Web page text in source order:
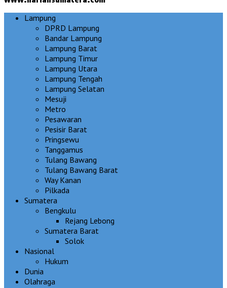
Lampung
DPRD Lampung
Bandar Lampung
Lampung Barat
Lampung Timur
Lampung Utara
Lampung Tengah
Lampung Selatan
Mesuji
Metro
Pesawaran
Pesisir Barat
Pringsewu
Tanggamus
Tulang Bawang
Tulang Bawang Barat
Way Kanan
Pilkada
Sumatera
Bengkulu
Rejang Lebong
Sumatera Barat
Solok
Nasional
Hukum
Dunia
Olahraga